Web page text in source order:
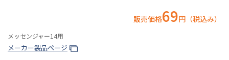
販売価格69円（税込み）
メッセンジャー14用
メーカー製品ページ